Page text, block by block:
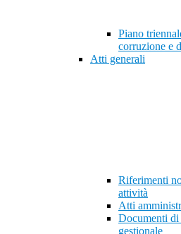
Piano
corruzione e
Atti generali
Riferimenti
attività
Atti
Documenti di
gestionale